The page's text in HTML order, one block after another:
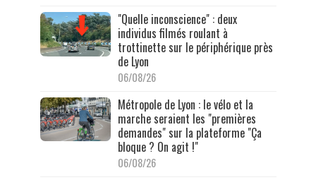
"Quelle inconscience" : deux
individus filmés roulant à
trottinette sur le périphérique près
de Lyon
06/08/26
Métropole de Lyon : le vélo et la
marche seraient les "premières
demandes" sur la plateforme "Ça
bloque ? On agit !"
06/08/26